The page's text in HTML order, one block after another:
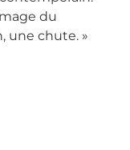
du
une chute. »